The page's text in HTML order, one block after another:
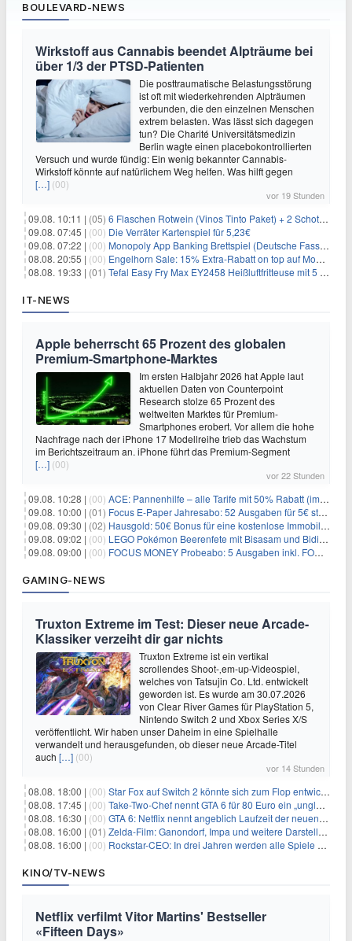
BOULEVARD-NEWS
Wirkstoff aus Cannabis beendet Alpträume bei
über 1/3 der PTSD-Patienten
Die posttraumatische Belastungsstörung
ist oft mit wiederkehrenden Alpträumen
verbunden, die den einzelnen Menschen
extrem belasten. Was lässt sich dagegen
tun? Die Charité Universitätsmedizin
Berlin wagte einen placebokontrollierten
Versuch und wurde fündig: Ein wenig bekannter Cannabis-
Wirkstoff könnte auf natürlichem Weg helfen. Was hilft gegen
[…] (00)
vor 19 Stunden
09.08. 10:11 | (05) 6 Flaschen Rotwein (Vinos Tinto Paket) + 2 Schott Zwiesel Gläser für 25,99€ inkl. Versand
09.08. 07:45 | (00) Die Verräter Kartenspiel für 5,23€
09.08. 07:22 | (00) Monopoly App Banking Brettspiel (Deutsche Fassung) für 9,84€
08.08. 20:55 | (00) Engelhorn Sale: 15% Extra-Rabatt on top auf Mode- und Sport-Artikel
08.08. 19:33 | (01) Tefal Easy Fry Max EY2458 Heißluftfritteuse mit 5 Litern für 64,99€
IT-NEWS
Apple beherrscht 65 Prozent des globalen
Premium-Smartphone-Marktes
Im ersten Halbjahr 2026 hat Apple laut
aktuellen Daten von Counterpoint
Research stolze 65 Prozent des
weltweiten Marktes für Premium-
Smartphones erobert. Vor allem die hohe
Nachfrage nach der iPhone 17 Modellreihe trieb das Wachstum
im Berichtszeitraum an. iPhone führt das Premium-Segment
[…] (00)
vor 22 Stunden
09.08. 10:28 | (00) ACE: Pannenhilfe – alle Tarife mit 50% Rabatt (im ersten Jahr)
09.08. 10:00 | (01) Focus E-Paper Jahresabo: 52 Ausgaben für 5€ statt 207,48€ – per Formular kündbar!
09.08. 09:30 | (02) Hausgold: 50€ Bonus für eine kostenlose Immobilienbewertung
09.08. 09:02 | (00) LEGO Pokémon Beerenfete mit Bisasam und Bidiza für 14,99€
09.08. 09:00 | (00) FOCUS MONEY Probeabo: 5 Ausgaben inkl. FOCUS+ Zugang für 5€
GAMING-NEWS
Truxton Extreme im Test: Dieser neue Arcade-
Klassiker verzeiht dir gar nichts
Truxton Extreme ist ein vertikal
scrollendes Shoot-‚em-up-Videospiel,
welches von Tatsujin Co. Ltd. entwickelt
geworden ist. Es wurde am 30.07.2026
von Clear River Games für PlayStation 5,
Nintendo Switch 2 und Xbox Series X/S
veröffentlicht. Wir haben unser Daheim in eine Spielhalle
verwandelt und herausgefunden, ob dieser neue Arcade-Titel
auch […] (00)
vor 14 Stunden
08.08. 18:00 | (00) Star Fox auf Switch 2 könnte sich zum Flop entwickeln
08.08. 17:45 | (00) Take-Two-Chef nennt GTA 6 für 80 Euro ein „unglaubliches Schnäppchen“
08.08. 16:30 | (00) GTA 6: Netflix nennt angeblich Laufzeit der neuen Gameplay-Präsentation
08.08. 16:00 | (01) Zelda-Film: Ganondorf, Impa und weitere Darsteller sollen feststehen
08.08. 16:00 | (00) Rockstar-CEO: In drei Jahren werden alle Spiele gestreamt
KINO/TV-NEWS
Netflix verfilmt Vitor Martins' Bestseller
«Fifteen Days»